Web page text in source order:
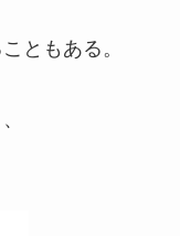
ともある。